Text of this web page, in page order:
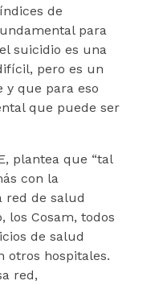
de
para
suicidio es una
pero es un
y que para eso
que puede ser
plantea que “tal
con la
red de salud
los Cosam, todos
de salud
otros hospitales.
red,